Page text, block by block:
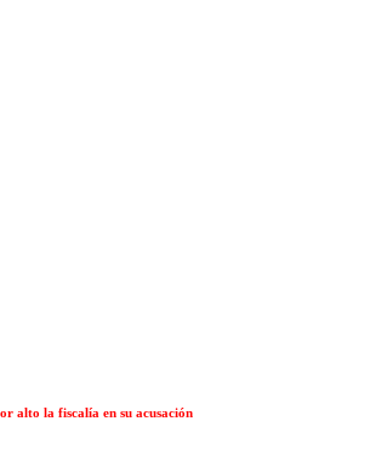
alto la fiscalía en su acusación